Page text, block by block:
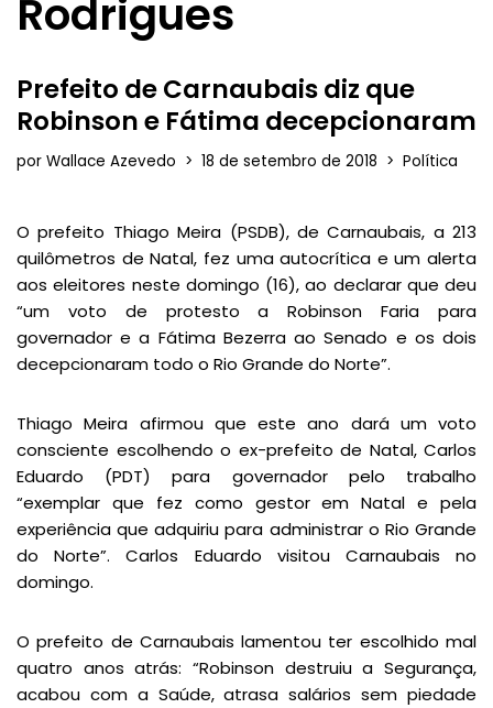
Rodrigues
Prefeito de Carnaubais diz que
Robinson e Fátima decepcionaram
por Wallace Azevedo 18 de setembro de 2018 Política
O prefeito Thiago Meira (PSDB), de Carnaubais, a 213
quilômetros de Natal, fez uma autocrítica e um alerta
aos eleitores neste domingo (16), ao declarar que deu
“um voto de protesto a Robinson Faria para
governador e a Fátima Bezerra ao Senado e os dois
decepcionaram todo o Rio Grande do Norte”.
Thiago Meira afirmou que este ano dará um voto
consciente escolhendo o ex-prefeito de Natal, Carlos
Eduardo (PDT) para governador pelo trabalho
“exemplar que fez como gestor em Natal e pela
experiência que adquiriu para administrar o Rio Grande
do Norte”. Carlos Eduardo visitou Carnaubais no
domingo.
O prefeito de Carnaubais lamentou ter escolhido mal
quatro anos atrás: “Robinson destruiu a Segurança,
acabou com a Saúde, atrasa salários sem piedade